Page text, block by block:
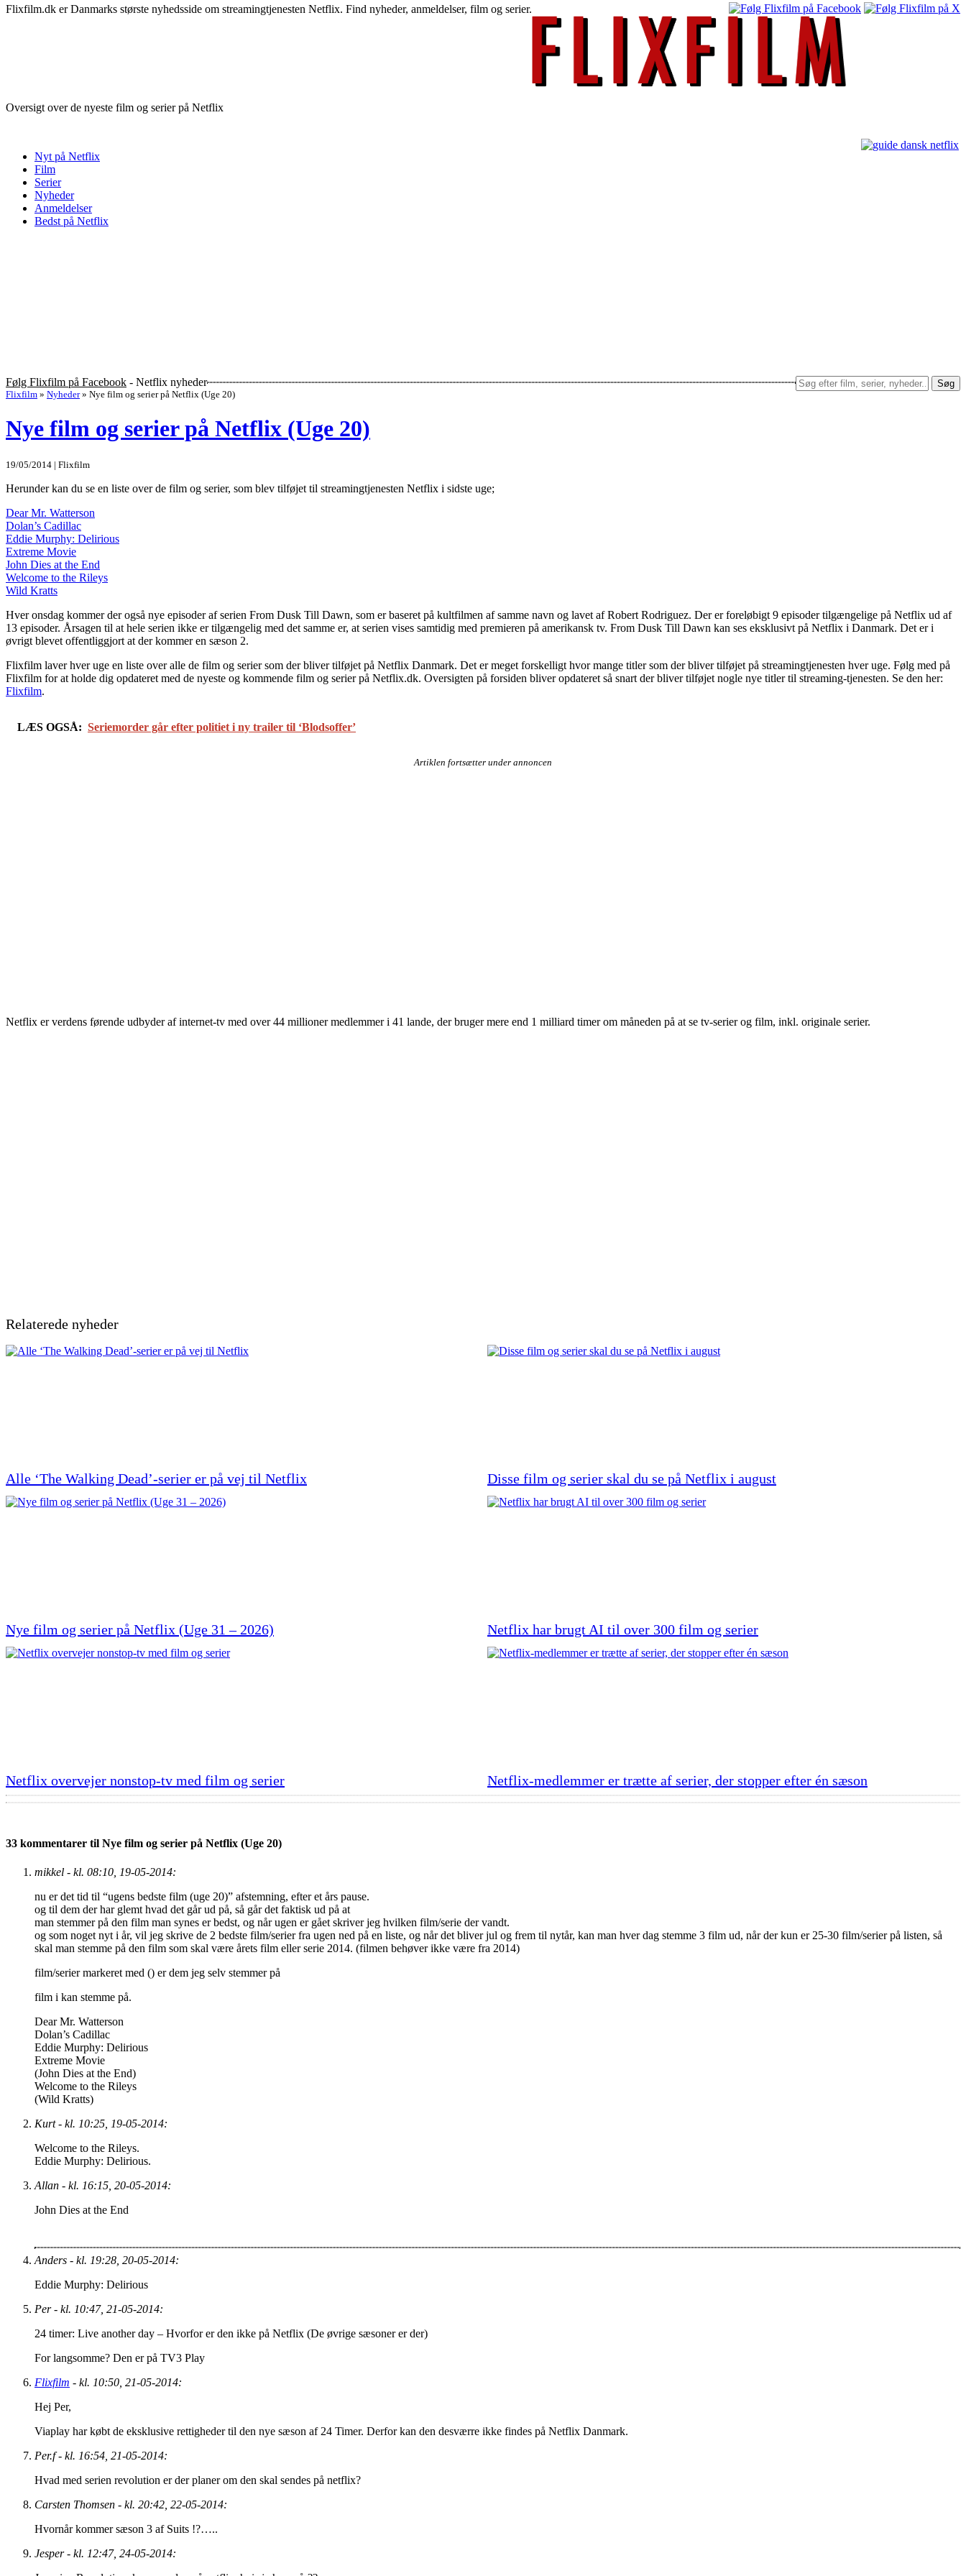
Flixfilm.dk er Danmarks største nyhedsside om streamingtjenesten Netflix. Find nyheder, anmeldelser, film og serier.
Oversigt over de nyeste film og serier på Netflix
Nyt på Netflix
Film
Serier
Nyheder
Anmeldelser
Bedst på Netflix
Følg Flixfilm på Facebook - Netflix nyheder
Søg
Flixfilm » Nyheder » Nye film og serier på Netflix (Uge 20)
Nye film og serier på Netflix (Uge 20)
19/05/2014 | Flixfilm
Herunder kan du se en liste over de film og serier, som blev tilføjet til streamingtjenesten Netflix i sidste uge;
Dear Mr. Watterson
Dolan’s Cadillac
Eddie Murphy: Delirious
Extreme Movie
John Dies at the End
Welcome to the Rileys
Wild Kratts
Hver onsdag kommer der også nye episoder af serien From Dusk Till Dawn, som er baseret på kultfilmen af samme navn og lavet af Robert Rodriguez. Der er foreløbigt 9 episoder tilgængelige på Netflix ud af
13 episoder. Årsagen til at hele serien ikke er tilgængelig med det samme er, at serien vises samtidig med premieren på amerikansk tv. From Dusk Till Dawn kan ses eksklusivt på Netflix i Danmark. Det er i
øvrigt blevet offentliggjort at der kommer en sæson 2.
Flixfilm laver hver uge en liste over alle de film og serier som der bliver tilføjet på Netflix Danmark. Det er meget forskelligt hvor mange titler som der bliver tilføjet på streamingtjenesten hver uge. Følg med på
Flixfilm for at holde dig opdateret med de nyeste og kommende film og serier på Netflix.dk. Oversigten på forsiden bliver opdateret så snart der bliver tilføjet nogle nye titler til streaming-tjenesten. Se den her:
Flixfilm.
LÆS OGSÅ: Seriemorder går efter politiet i ny trailer til ‘Blodsoffer’
Artiklen fortsætter under annoncen
Netflix er verdens førende udbyder af internet-tv med over 44 millioner medlemmer i 41 lande, der bruger mere end 1 milliard timer om måneden på at se tv-serier og film, inkl. originale serier.
Relaterede nyheder
Alle ‘The Walking Dead’-serier er på vej til Netflix Disse film og serier skal du se på Netflix i august
Nye film og serier på Netflix (Uge 31 – 2026) Netflix har brugt AI til over 300 film og serier
Netflix overvejer nonstop-tv med film og serier Netflix-medlemmer er trætte af serier, der stopper efter én sæson
33 kommentarer til Nye film og serier på Netflix (Uge 20)
mikkel - kl. 08:10, 19-05-2014:
nu er det tid til “ugens bedste film (uge 20)” afstemning, efter et års pause.
og til dem der har glemt hvad det går ud på, så går det faktisk ud på at
man stemmer på den film man synes er bedst, og når ugen er gået skriver jeg hvilken film/serie der vandt.
og som noget nyt i år, vil jeg skrive de 2 bedste film/serier fra ugen ned på en liste, og når det bliver jul og frem til nytår, kan man hver dag stemme 3 film ud, når der kun er 25-30 film/serier på listen, så
skal man stemme på den film som skal være årets film eller serie 2014. (filmen behøver ikke være fra 2014)
film/serier markeret med () er dem jeg selv stemmer på
film i kan stemme på.
Dear Mr. Watterson
Dolan’s Cadillac
Eddie Murphy: Delirious
Extreme Movie
(John Dies at the End)
Welcome to the Rileys
(Wild Kratts)
Kurt - kl. 10:25, 19-05-2014:
Welcome to the Rileys.
Eddie Murphy: Delirious.
Allan - kl. 16:15, 20-05-2014:
John Dies at the End
Anders - kl. 19:28, 20-05-2014:
Eddie Murphy: Delirious
Per - kl. 10:47, 21-05-2014:
24 timer: Live another day – Hvorfor er den ikke på Netflix (De øvrige sæsoner er der)
For langsomme? Den er på TV3 Play
Flixfilm - kl. 10:50, 21-05-2014:
Hej Per,
Viaplay har købt de eksklusive rettigheder til den nye sæson af 24 Timer. Derfor kan den desværre ikke findes på Netflix Danmark.
Per.f - kl. 16:54, 21-05-2014:
Hvad med serien revolution er der planer om den skal sendes på netflix?
Carsten Thomsen - kl. 20:42, 22-05-2014:
Hvornår kommer sæson 3 af Suits !?…..
Jesper - kl. 12:47, 24-05-2014: